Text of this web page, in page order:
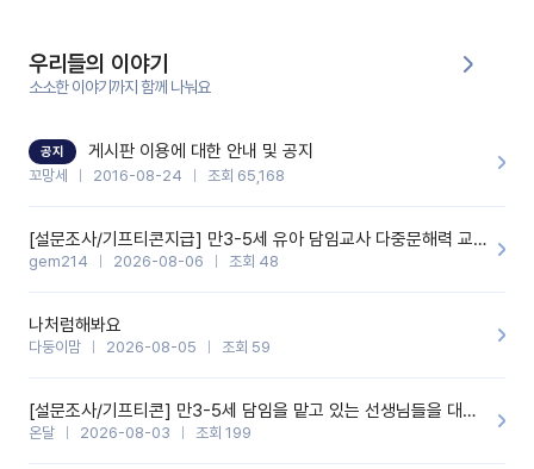
을 많이 하는데,꼬망봇 덕분에 고민하는 시간을 줄이고 학부모님을
안심시킬 수 있었습니다.이 부분은 꼬망봇이 추가로 알려준 응대 tip
입니다.학부모님께 전화를 드리기 전에, 내용을 숙지하여 좀 더 전문
성 있는 교사가 되어 대화를 나눌 수 있었습니다.꼬망세 AI학부모 응
기능을 개발해 주셔서 감사합니다.
우리들의 이야기
소소한 이야기까지 함께 나눠요
공지 게시판 이용에 대한 안내 및 공지
꼬망세 2016-08-24 조회 65,168
[설문조사/기프티콘지급] 만3-5세 유아 담임교사 다중문해력 교육 증진을 위한 설문조사
gem214 2026-08-06 조회 48
나처럼해봐요
다둥이맘 2026-08-05 조회 59
[설문조사/기프티콘] 만3-5세 담임을 맡고 있는 선생님들을 대상으로 설문조사를 합니다!
온달 2026-08-03 조회 199